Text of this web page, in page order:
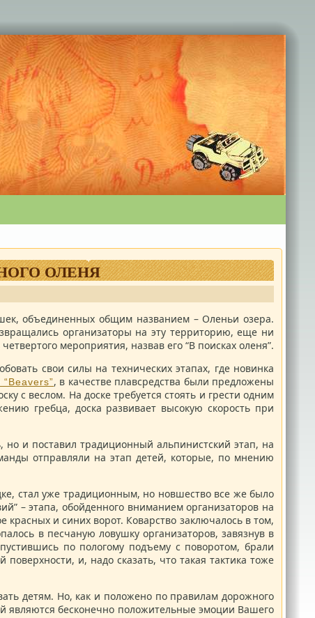
ОЛЕНЯ
общим названием – Оленьи озера.
организаторы на эту территорию, еще ни
мероприятия, назвав его “В поисках оленя”.
свои силы на технических этапах, где новинка
, в качестве плавсредства были предложены
с веслом. На доске требуется стоять и грести одним
гребца, доска развивает высокую скорость при
но и поставил традиционный альпинистский этап, на
отправляли на этап детей, которые, по мнению
стал уже традиционным, но новшество все же было
– этапа, обойденного вниманием организаторов на
и синих ворот. Коварство заключалось в том,
в песчаную ловушку организаторов, завязнув в
по пологому подъему с поворотом, брали
и, надо сказать, что такая тактика тоже
детям. Но, как и положено по правилам дорожного
являются бесконечно положительные эмоции Вашего